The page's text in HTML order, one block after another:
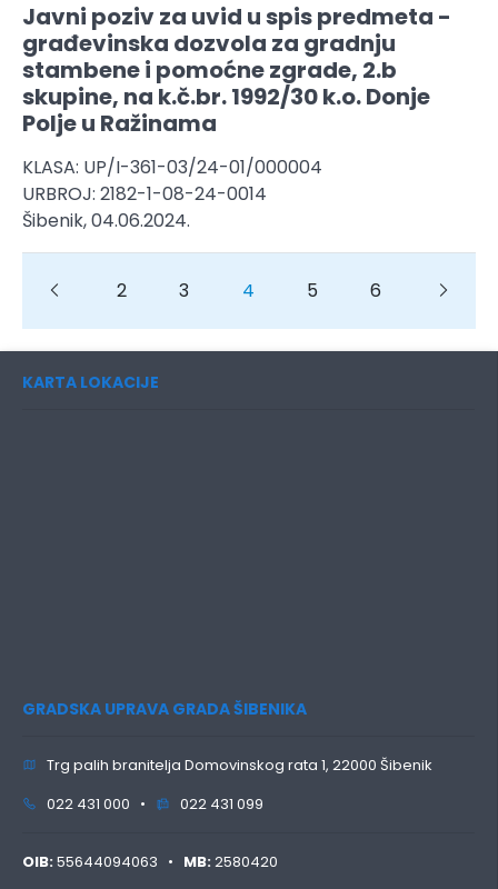
Javni poziv za uvid u spis predmeta -
građevinska dozvola za gradnju
stambene i pomoćne zgrade, 2.b
skupine, na k.č.br. 1992/30 k.o. Donje
Polje u Ražinama
KLASA: UP/I-361-03/24-01/000004
URBROJ: 2182-1-08-24-0014
Šibenik, 04.06.2024.
Previous
2 3 4 5 6
KARTA LOKACIJE
GRADSKA UPRAVA GRADA ŠIBENIKA
Trg palih branitelja Domovinskog rata 1, 22000 Šibenik
022 431 000 •
022 431 099
OIB:55644094063 • MB:2580420